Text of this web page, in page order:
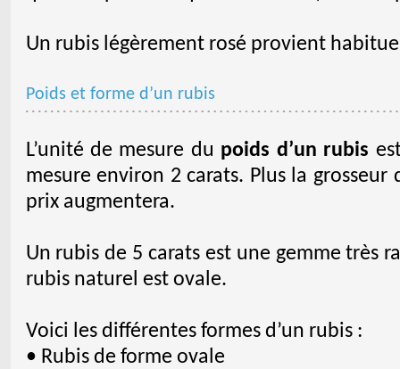
Un rubis légèrement rosé provient
Poids et forme d’un rubis
L’unité de mesure du poids d’un rubis
mesure environ 2 carats. Plus la
prix augmentera.
Un rubis de 5 carats est une gemme très
rubis naturel est ovale.
Voici les différentes formes d’un rubis :
• Rubis de forme ovale